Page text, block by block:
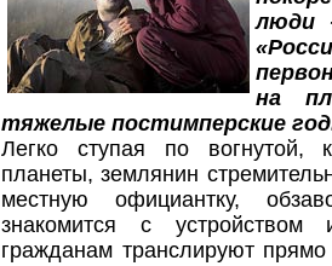
люди
на
тяжелые постимперские
Легко ступая по вогнутой,
планеты, землянин
местную официантку,
знакомится с устройством
гражданам транслируют